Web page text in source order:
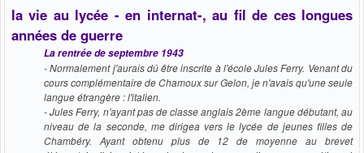
la vie au lycée - en internat-, au fil de ces longues
années de guerre
La rentrée de septembre 1943
- Normalement j'aurais dû être inscrite à l'école Jules Ferry. Venant du
cours complémentaire de Chamoux sur Gelon, je n'avais qu'une seule
langue étrangère : l'italien.
- Jules Ferry, n'ayant pas de classe anglais 2ème langue débutant, au
niveau de la seconde, me dirigea vers le lycée de jeunes filles de
Chambéry. Ayant obtenu plus de 12 de moyenne au brevet